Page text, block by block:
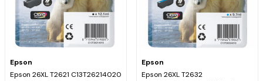
Epson
Epson 26XL T2621 C13T26214020
Epson
Epson 26XL T2632